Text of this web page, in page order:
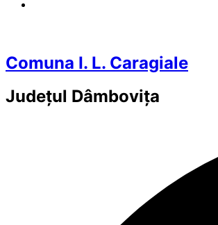
Comuna I. L. Caragiale
Județul Dâmbovița